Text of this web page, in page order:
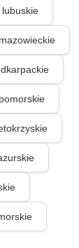
lubuskie
mazowieckie
pomorskie